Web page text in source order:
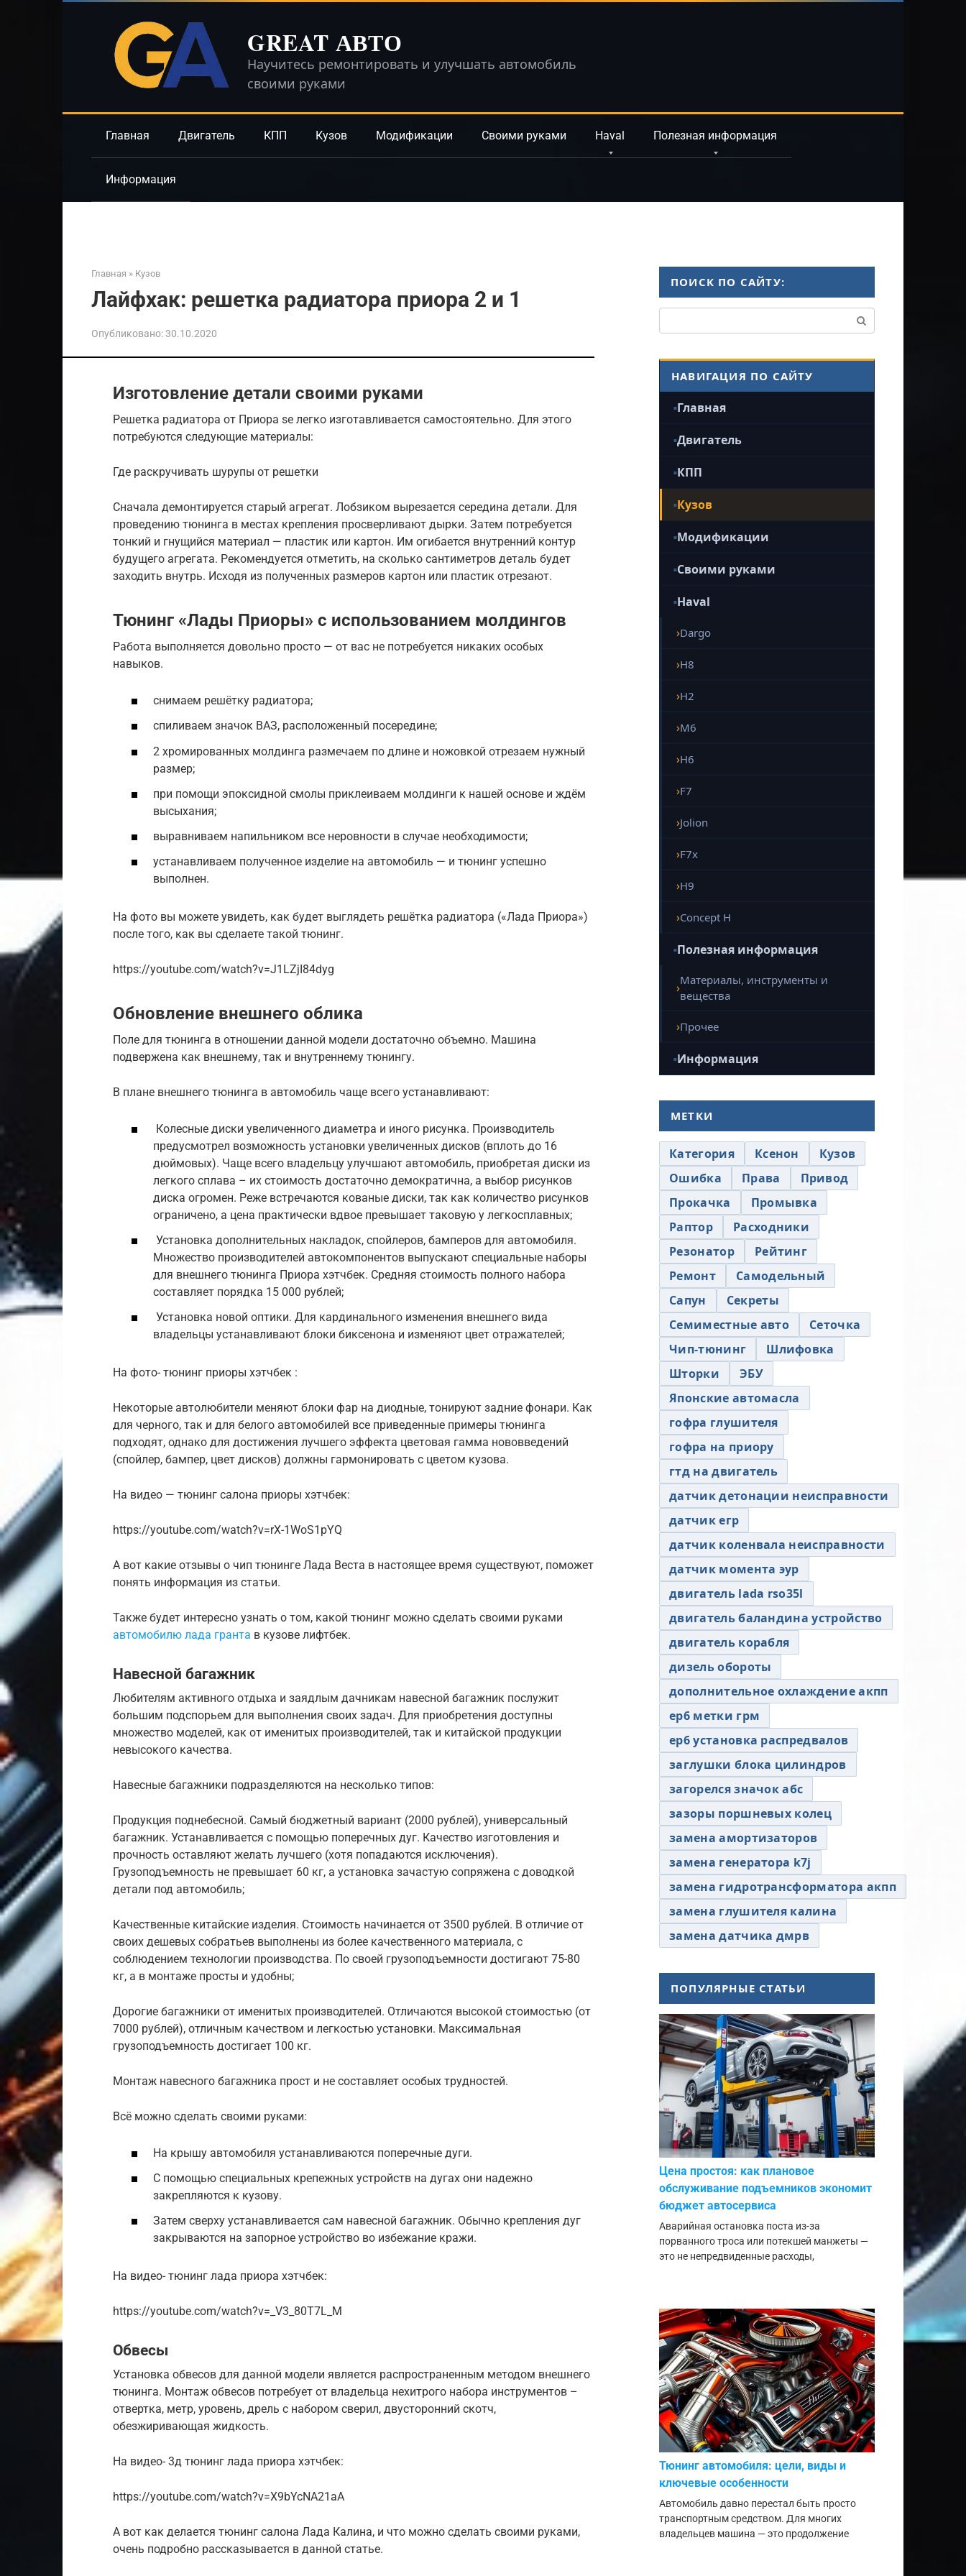
GREAT АВТО
Научитесь ремонтировать и улучшать автомобиль
своими руками
Главная Двигатель КПП Кузов Модификации Своими руками Haval Полезная информация
Информация
Главная » Кузов
Лайфхак: решетка радиатора приора 2 и 1
Опубликовано:30.10.2020
Изготовление детали своими руками
Решетка радиатора от Приора se легко изготавливается самостоятельно. Для этого
потребуются следующие материалы:
Где раскручивать шурупы от решетки
Сначала демонтируется старый агрегат. Лобзиком вырезается середина детали. Для
проведению тюнинга в местах крепления просверливают дырки. Затем потребуется
тонкий и гнущийся материал — пластик или картон. Им огибается внутренний контур
будущего агрегата. Рекомендуется отметить, на сколько сантиметров деталь будет
заходить внутрь. Исходя из полученных размеров картон или пластик отрезают.
Тюнинг «Лады Приоры» с использованием молдингов
Работа выполняется довольно просто — от вас не потребуется никаких особых
навыков.
снимаем решётку радиатора;
спиливаем значок ВАЗ, расположенный посередине;
2 хромированных молдинга размечаем по длине и ножовкой отрезаем нужный
размер;
при помощи эпоксидной смолы приклеиваем молдинги к нашей основе и ждём
высыхания;
выравниваем напильником все неровности в случае необходимости;
устанавливаем полученное изделие на автомобиль — и тюнинг успешно
выполнен.
На фото вы можете увидеть, как будет выглядеть решётка радиатора («Лада Приора»)
после того, как вы сделаете такой тюнинг.
https://youtube.com/watch?v=J1LZjI84dyg
Обновление внешнего облика
Поле для тюнинга в отношении данной модели достаточно объемно. Машина
подвержена как внешнему, так и внутреннему тюнингу.
В плане внешнего тюнинга в автомобиль чаще всего устанавливают:
Колесные диски увеличенного диаметра и иного рисунка. Производитель
предусмотрел возможность установки увеличенных дисков (вплоть до 16
дюймовых). Чаще всего владельцу улучшают автомобиль, приобретая диски из
легкого сплава – их стоимость достаточно демократична, а выбор рисунков
диска огромен. Реже встречаются кованые диски, так как количество рисунков
ограничено, а цена практически вдвое превышает таковую у легкосплавных;
Установка дополнительных накладок, спойлеров, бамперов для автомобиля.
Множество производителей автокомпонентов выпускают специальные наборы
для внешнего тюнинга Приора хэтчбек. Средняя стоимость полного набора
составляет порядка 15 000 рублей;
Установка новой оптики. Для кардинального изменения внешнего вида
владельцы устанавливают блоки биксенона и изменяют цвет отражателей;
На фото- тюнинг приоры хэтчбек :
Некоторые автолюбители меняют блоки фар на диодные, тонируют задние фонари. Как
для черного, так и для белого автомобилей все приведенные примеры тюнинга
подходят, однако для достижения лучшего эффекта цветовая гамма нововведений
(спойлер, бампер, цвет дисков) должны гармонировать с цветом кузова.
На видео — тюнинг салона приоры хэтчбек:
https://youtube.com/watch?v=rX-1WoS1pYQ
А вот какие отзывы о чип тюнинге Лада Веста в настоящее время существуют, поможет
понять информация из статьи.
Также будет интересно узнать о том, какой тюнинг можно сделать своими руками
автомобилю лада гранта в кузове лифтбек.
Навесной багажник
Любителям активного отдыха и заядлым дачникам навесной багажник послужит
большим подспорьем для выполнения своих задач. Для приобретения доступны
множество моделей, как от именитых производителей, так и китайской продукции
невысокого качества.
Навесные багажники подразделяются на несколько типов:
Продукция поднебесной. Самый бюджетный вариант (2000 рублей), универсальный
багажник. Устанавливается с помощью поперечных дуг. Качество изготовления и
прочность оставляют желать лучшего (хотя попадаются исключения).
Грузоподъемность не превышает 60 кг, а установка зачастую сопряжена с доводкой
детали под автомобиль;
Качественные китайские изделия. Стоимость начинается от 3500 рублей. В отличие от
своих дешевых собратьев выполнены из более качественного материала, с
соблюдением технологии производства. По своей грузоподъемности достигают 75-80
кг, а в монтаже просты и удобны;
Дорогие багажники от именитых производителей. Отличаются высокой стоимостью (от
7000 рублей), отличным качеством и легкостью установки. Максимальная
грузоподъемность достигает 100 кг.
Монтаж навесного багажника прост и не составляет особых трудностей.
Всё можно сделать своими руками:
На крышу автомобиля устанавливаются поперечные дуги.
С помощью специальных крепежных устройств на дугах они надежно
закрепляются к кузову.
Затем сверху устанавливается сам навесной багажник. Обычно крепления дуг
закрываются на запорное устройство во избежание кражи.
На видео- тюнинг лада приора хэтчбек:
https://youtube.com/watch?v=_V3_80T7L_M
Обвесы
Установка обвесов для данной модели является распространенным методом внешнего
тюнинга. Монтаж обвесов потребует от владельца нехитрого набора инструментов –
отвертка, метр, уровень, дрель с набором сверил, двусторонний скотч,
обезжиривающая жидкость.
На видео- 3д тюнинг лада приора хэтчбек:
https://youtube.com/watch?v=X9bYcNA21aA
А вот как делается тюнинг салона Лада Калина, и что можно сделать своими руками,
очень подробно рассказывается в данной статье.
ПОИСК ПО САЙТУ:
НАВИГАЦИЯ ПО САЙТУ
Главная
Двигатель
КПП
Кузов
Модификации
Своими руками
Haval
Dargo
H8
H2
M6
H6
F7
Jolion
F7x
H9
Concept H
Полезная информация
Материалы, инструменты и
вещества
Прочее
Информация
МЕТКИ
Категория Ксенон
Кузов
Ошибка
Права
Привод
Прокачка
Промывка
Раптор
Расходники
Резонатор
Рейтинг
Ремонт
Самодельный
Сапун
Секреты
Семиместные авто
Сеточка
Чип-тюнинг
Шлифовка
Шторки
ЭБУ
Японские автомасла
гофра глушителя
гофра на приору
гтд на двигатель
датчик детонации неисправности
датчик егр
датчик коленвала неисправности
датчик момента эур
двигатель lada rso35l
двигатель баландина устройство
двигатель корабля
дизель обороты
дополнительное охлаждение акпп
ер6 метки грм
ер6 установка распредвалов
заглушки блока цилиндров
загорелся значок абс
зазоры поршневых колец
замена амортизаторов
замена генератора k7j
замена гидротрансформатора акпп
замена глушителя калина
замена датчика дмрв
ПОПУЛЯРНЫЕ СТАТЬИ
Цена простоя: как плановое
обслуживание подъемников экономит
бюджет автосервиса
Аварийная остановка поста из-за
порванного троса или потекшей манжеты —
это не непредвиденные расходы,
Тюнинг автомобиля: цели, виды и
ключевые особенности
Автомобиль давно перестал быть просто
транспортным средством. Для многих
владельцев машина — это продолжение